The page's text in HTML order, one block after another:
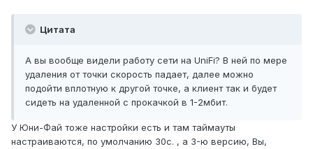
Цитата
А вы вообще видели работу сети на UniFi? В ней по мере
удаления от точки скорость падает, далее можно
подойти вплотную к другой точке, а клиент так и будет
сидеть на удаленной с прокачкой в 1-2мбит.
У Юни-Фай тоже настройки есть и там таймауты
настраиваются, по умолчанию 30с. , а 3-ю версию, Вы,